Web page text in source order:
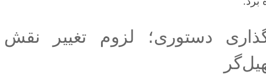
دستوری؛ لزوم تغییر نقش